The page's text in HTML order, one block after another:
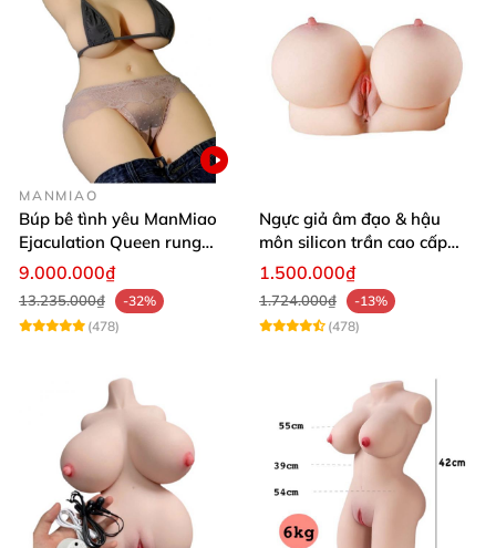
MANMIAO
Búp bê tình yêu ManMiao
Ejaculation Queen rung
cảm biến sưởi ấm phun
nước thông minh
9.000.000₫
13.235.000₫
-32%
(478)
Ngực giả âm đạo & hậu
môn silicon trần cao cấp
mềm mịn - Man
Mastuebator 3kg
1.500.000₫
1.724.000₫
-13%
(478)